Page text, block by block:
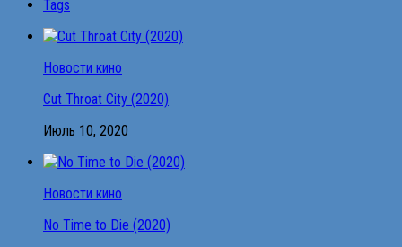
Tags
Новости кино
Cut Throat City (2020)
Июль 10, 2020
Новости кино
No Time to Die (2020)